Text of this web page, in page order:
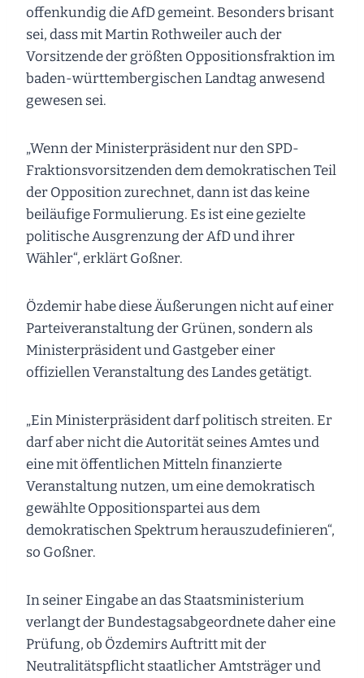
offenkundig die AfD gemeint. Besonders brisant
sei, dass mit Martin Rothweiler auch der
Vorsitzende der größten Oppositionsfraktion im
baden-württembergischen Landtag anwesend
gewesen sei.
„Wenn der Ministerpräsident nur den SPD-
Fraktionsvorsitzenden dem demokratischen Teil
der Opposition zurechnet, dann ist das keine
beiläufige Formulierung. Es ist eine gezielte
politische Ausgrenzung der AfD und ihrer
Wähler“, erklärt Goßner.
Özdemir habe diese Äußerungen nicht auf einer
Parteiveranstaltung der Grünen, sondern als
Ministerpräsident und Gastgeber einer
offiziellen Veranstaltung des Landes getätigt.
„Ein Ministerpräsident darf politisch streiten. Er
darf aber nicht die Autorität seines Amtes und
eine mit öffentlichen Mitteln finanzierte
Veranstaltung nutzen, um eine demokratisch
gewählte Oppositionspartei aus dem
demokratischen Spektrum herauszudefinieren“,
so Goßner.
In seiner Eingabe an das Staatsministerium
verlangt der Bundestagsabgeordnete daher eine
Prüfung, ob Özdemirs Auftritt mit der
Neutralitätspflicht staatlicher Amtsträger und